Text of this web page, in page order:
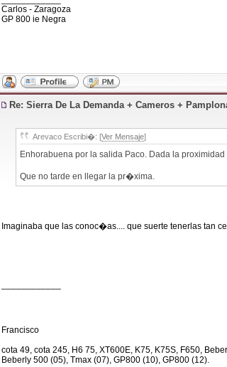
Carlos - Zaragoza
GP 800 ie Negra
Re: Sierra De La Demanda + Cameros +
Arevaco Escribi�: [Ver Mensaje]
Enhorabuena por la salida Paco. Dada la
Que no tarde en llegar la pr�xima.
Imaginaba que las conoc�as.... que suerte tenerlas tan
Francisco
cota 49, cota 245, H6 75, XT600E, K75, K75S, F650,
Beberly 500 (05), Tmax (07), GP800 (10), GP800 (12).